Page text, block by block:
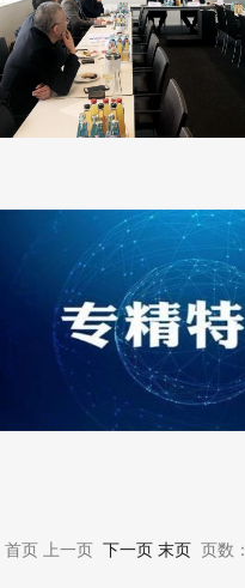
首页 上一页 下一页 末页 页数：